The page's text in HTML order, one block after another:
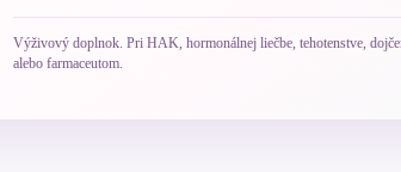
Výživový doplnok. Pri HAK, hormonálnej liečbe, tehotenstve,
alebo farmaceutom.